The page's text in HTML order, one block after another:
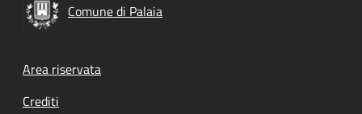
Comune di Palaia
Footer menu
Area riservata
Crediti